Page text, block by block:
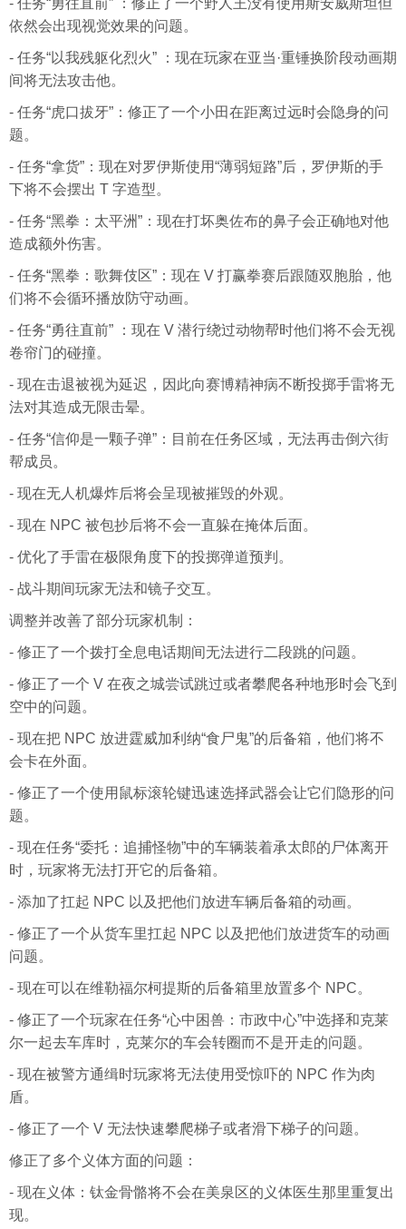
- 任务“勇往直前” ：修正了一个野人王没有使用斯安威斯坦但
依然会出现视觉效果的问题。
- 任务“以我残躯化烈火” ：现在玩家在亚当·重锤换阶段动画期
间将无法攻击他。
- 任务“虎口拔牙”：修正了一个小田在距离过远时会隐身的问
题。
- 任务“拿货”：现在对罗伊斯使用“薄弱短路”后，罗伊斯的手
下将不会摆出 T 字造型。
- 任务“黑拳：太平洲”：现在打坏奥佐布的鼻子会正确地对他
造成额外伤害。
- 任务“黑拳：歌舞伎区”：现在 V 打赢拳赛后跟随双胞胎，他
们将不会循环播放防守动画。
- 任务“勇往直前” ：现在 V 潜行绕过动物帮时他们将不会无视
卷帘门的碰撞。
- 现在击退被视为延迟，因此向赛博精神病不断投掷手雷将无
法对其造成无限击晕。
- 任务“信仰是一颗子弹”：目前在任务区域，无法再击倒六街
帮成员。
- 现在无人机爆炸后将会呈现被摧毁的外观。
- 现在 NPC 被包抄后将不会一直躲在掩体后面。
- 优化了手雷在极限角度下的投掷弹道预判。
- 战斗期间玩家无法和镜子交互。
调整并改善了部分玩家机制：
- 修正了一个拨打全息电话期间无法进行二段跳的问题。
- 修正了一个 V 在夜之城尝试跳过或者攀爬各种地形时会飞到
空中的问题。
- 现在把 NPC 放进霆威加利纳“食尸鬼”的后备箱，他们将不
会卡在外面。
- 修正了一个使用鼠标滚轮键迅速选择武器会让它们隐形的问
题。
- 现在任务“委托：追捕怪物”中的车辆装着承太郎的尸体离开
时，玩家将无法打开它的后备箱。
- 添加了扛起 NPC 以及把他们放进车辆后备箱的动画。
- 修正了一个从货车里扛起 NPC 以及把他们放进货车的动画
问题。
- 现在可以在维勒福尔柯提斯的后备箱里放置多个 NPC。
- 修正了一个玩家在任务“心中困兽：市政中心”中选择和克莱
尔一起去车库时，克莱尔的车会转圈而不是开走的问题。
- 现在被警方通缉时玩家将无法使用受惊吓的 NPC 作为肉
盾。
- 修正了一个 V 无法快速攀爬梯子或者滑下梯子的问题。
修正了多个义体方面的问题：
- 现在义体：钛金骨骼将不会在美泉区的义体医生那里重复出
现。